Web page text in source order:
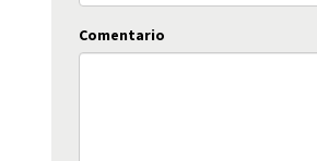
Comentario